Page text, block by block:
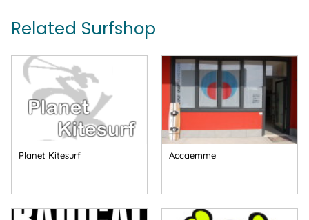
Related Surfshop
Planet Kitesurf Accaemme